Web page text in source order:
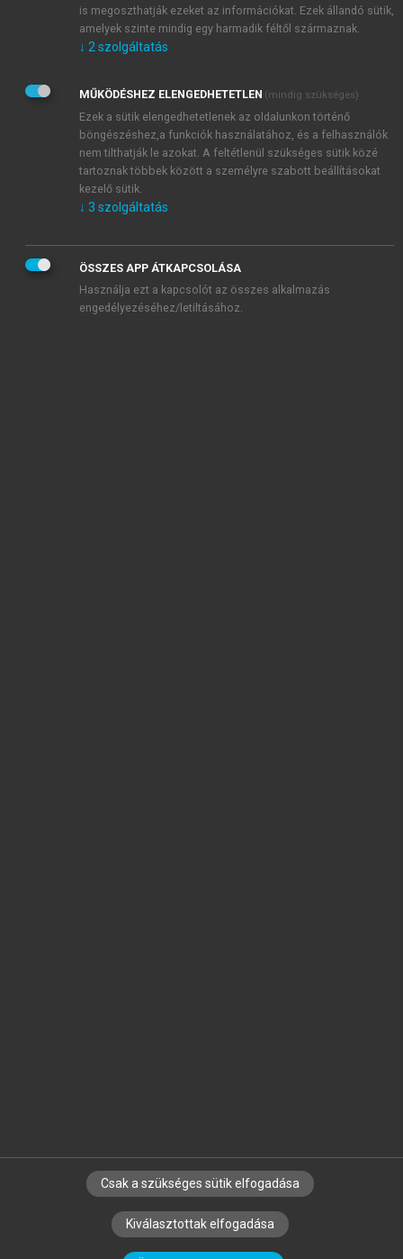
Kérek értesítést a MeRSZ újdonságairól, akcióiról.
Kérek értesítést az Akadémiai Kiadó Zrt. újdonságairól,
Adatkezelési tájékoztatóbanfoglaltakat tudomásul
veszem és elfogadom.
Általános vásárlási feltételeket, valamint a szotar.netés a
mersz.huoldalak licencszerződéseiben foglaltakat
tudomásul veszem és elfogadom.
KIPRÓBÁLOM
SZERZŐKNEK CÉGEKNEK KÖNYVTÁROSOKNAK
SZERKESZTÉSI ÉS LEKTORÁLÁSI ALAPELVEK
is megoszthatják ezeket az információkat. Ezek állandó sütik,
amelyek szinte mindig egy harmadik féltől származnak.
↓ 2 szolgáltatás
MŰKÖDÉSHEZ ELENGEDHETETLEN (mindig szükséges)
Ezek a sütik elengedhetetlenek az oldalunkon történő
böngészéshez,a funkciók használatához, és a felhasználók
nem tilthatják le azokat. A feltétlenül szükséges sütik közé
tartoznak többek között a személyre szabott beállításokat
kezelő sütik.
↓ 3 szolgáltatás
ÖSSZES APP ÁTKAPCSOLÁSA
Használja ezt a kapcsolót az összes alkalmazás
engedélyezéséhez/letiltásához.
Csak a szükséges sütik elfogadása
Kiválasztottak elfogadása